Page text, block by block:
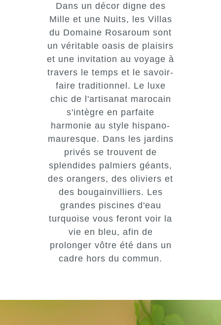
Dans un décor digne des
Mille et une Nuits, les Villas
du Domaine Rosaroum sont
un véritable oasis de plaisirs
et une invitation au voyage à
travers le temps et le savoir-
faire traditionnel. Le luxe
chic de l'artisanat marocain
s'intègre en parfaite
harmonie au style hispano-
mauresque. Dans les jardins
privés se trouvent de
splendides palmiers géants,
des orangers, des oliviers et
des bougainvilliers. Les
grandes piscines d'eau
turquoise vous feront voir la
vie en bleu, afin de
prolonger vôtre été dans un
cadre hors du commun.